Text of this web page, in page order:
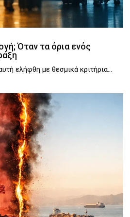
Όταν τα όρια ενός
ελήφθη με θεσμικά κριτήρια...